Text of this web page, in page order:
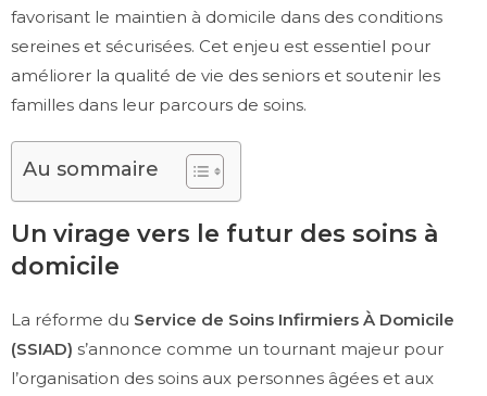
favorisant le maintien à domicile dans des conditions
sereines et sécurisées. Cet enjeu est essentiel pour
améliorer la qualité de vie des seniors et soutenir les
familles dans leur parcours de soins.
Au sommaire
Un virage vers le futur des soins à
domicile
La réforme du Service de Soins Infirmiers À Domicile
(SSIAD) s’annonce comme un tournant majeur pour
l’organisation des soins aux personnes âgées et aux